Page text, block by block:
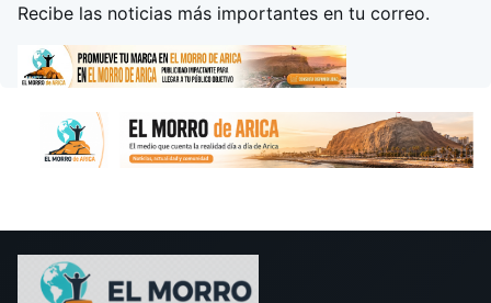
Recibe las noticias más importantes en tu correo.